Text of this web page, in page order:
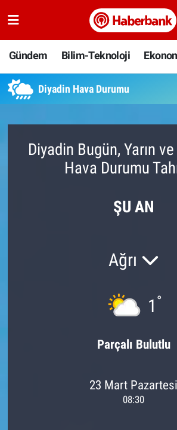
Gündem Bilim-Teknoloji
Diyadin Hava Durumu
Diyadin Bugün, Yarın
Hava Durumu
ŞU AN
Ağrı
1 °
Parçalı Bulutlu
23 Mart Pazartesi
08:30
Bilim-Teknoloji
Ekonomi-Finans
Hava Durumu
Namaz Vakitleri
Süper Lig Puan Durumu ve Fikstür